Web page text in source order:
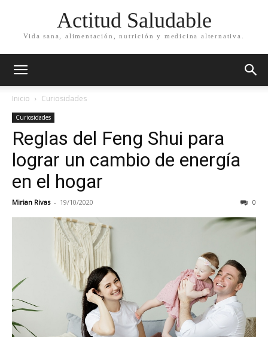
Actitud Saludable
Vida sana, alimentación, nutrición y medicina alternativa.
Inicio Curiosidades
Curiosidades
Reglas del Feng Shui para
lograr un cambio de energía
en el hogar
Mirian Rivas - 19/10/2020 0